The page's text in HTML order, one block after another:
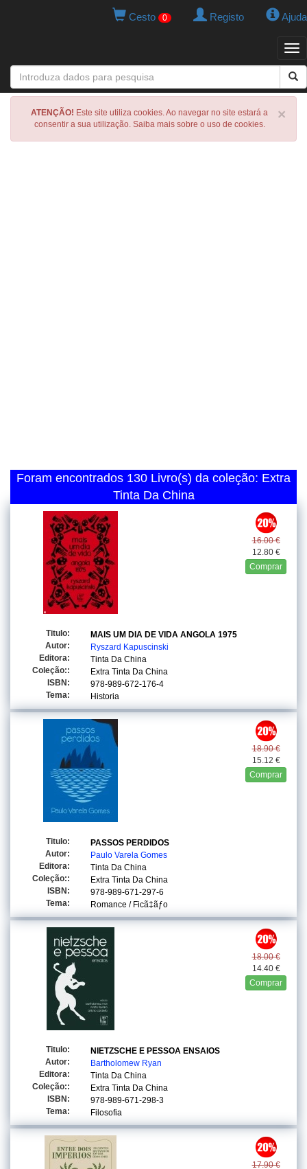
Cesto 0 Registo Ajuda
×
ATENÇÃO! Este site utiliza cookies. Ao navegar no site estará a
consentir a sua utilização. Saiba mais sobre o uso de cookies.
Foram encontrados 130 Livro(s) da coleção: Extra
Tinta Da China
16.00 €
12.80 €
Comprar
Titulo:
MAIS UM DIA DE VIDA ANGOLA 1975
Autor:
Ryszard Kapuscinski
Editora:
Tinta Da China
Coleção::
Extra Tinta Da China
ISBN:
978-989-672-176-4
Tema:
Historia
18.90 €
15.12 €
Comprar
Titulo:
PASSOS PERDIDOS
Autor:
Paulo Varela Gomes
Editora:
Tinta Da China
Coleção::
Extra Tinta Da China
ISBN:
978-989-671-297-6
Tema:
Romance / Ficã‡ãƒo
18.00 €
14.40 €
Comprar
Titulo:
NIETZSCHE E PESSOA ENSAIOS
Autor:
Bartholomew Ryan
Editora:
Tinta Da China
Coleção::
Extra Tinta Da China
ISBN:
978-989-671-298-3
Tema:
Filosofia
17.90 €